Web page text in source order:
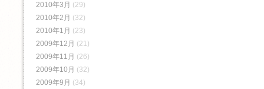
2010年3月 (29)
2010年2月 (32)
2010年1月 (23)
2009年12月 (21)
2009年11月 (26)
2009年10月 (32)
2009年9月 (34)